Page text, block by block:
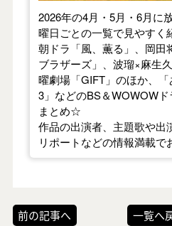
2026年の4月・5月・6月に
曜日ごとの一覧で見やすく
朝ドラ「風、薫る」、岡田
ブラザーズ」、波瑠×麻生
曜劇場「GIFT」のほか、
3」などのBS＆WOWOW
まとめ☆
作品の出演者、主題歌や出
リポートなどの情報満載で
前の記事へ 一覧へ